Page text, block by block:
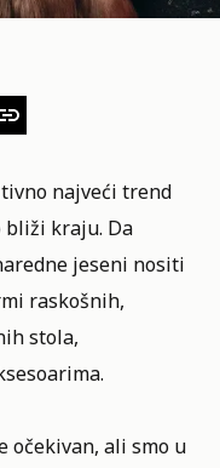
najveći trend
bliži kraju. Da
jeseni nositi
raskošnih,
stola,
očekivan, ali smo u